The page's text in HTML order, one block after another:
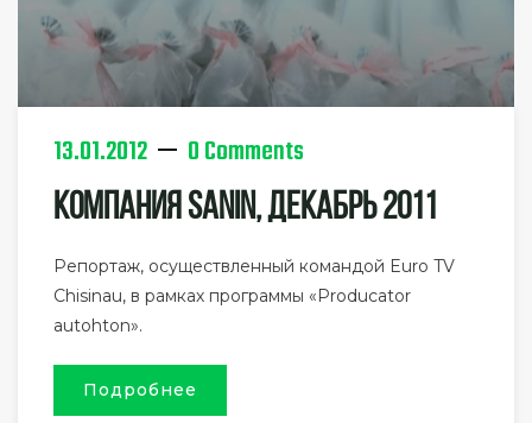
13.01.2012 0 Comments
Компания SANIN, Декабрь 2011
Репортаж, осуществленный командой Euro TV
Chisinau, в рамках программы «Producator
autohton».
Подробнее